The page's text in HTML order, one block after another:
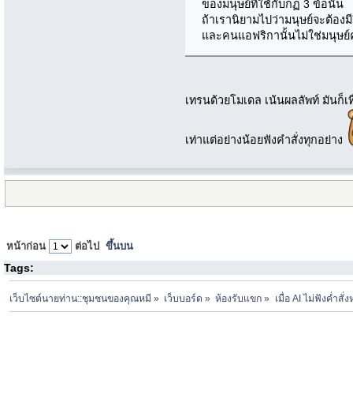
ของมนุษย์ที่ใช้กับกฏ 3 ข้อนั่น
ถ้าเรานิยามไปว่ามนุษย์จะต้อง
และคนแอฟริกานั้นไม่ใช่มนุษย์
เทรนด้วยโมเดล เน้นผลลัพท์ มันก็
เท่าแต่อย่างน้อยฟังคำสั่งทุกอย่าง
หน้าก่อน ต่อไป ขึ้นบน
Tags:
เว็บไซต์นายท่าน::ชุมชนของคุณหมี » เว็บบอร์ด » ห้องรับแขก » เมื่อ AI ไม่ฟังค่ำสั่